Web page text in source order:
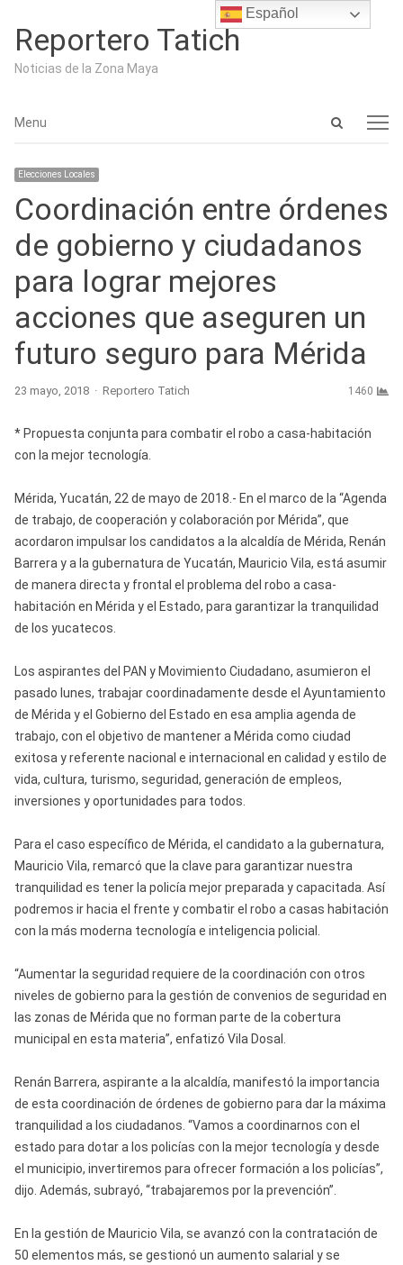
Reportero Tatich
Noticias de la Zona Maya
Open
Menu
Menu
Elecciones Locales
Coordinación entre órdenes
de gobierno y ciudadanos
para lograr mejores
acciones que aseguren un
futuro seguro para Mérida
23 mayo, 2018 Author
Reportero Tatich 1460
* Propuesta conjunta para combatir el robo a casa-habitación
con la mejor tecnología.
Mérida, Yucatán, 22 de mayo de 2018.- En el marco de la “Agenda
de trabajo, de cooperación y colaboración por Mérida”, que
acordaron impulsar los candidatos a la alcaldía de Mérida, Renán
Barrera y a la gubernatura de Yucatán, Mauricio Vila, está asumir
de manera directa y frontal el problema del robo a casa-
habitación en Mérida y el Estado, para garantizar la tranquilidad
de los yucatecos.
Los aspirantes del PAN y Movimiento Ciudadano, asumieron el
pasado lunes, trabajar coordinadamente desde el Ayuntamiento
de Mérida y el Gobierno del Estado en esa amplia agenda de
trabajo, con el objetivo de mantener a Mérida como ciudad
exitosa y referente nacional e internacional en calidad y estilo de
vida, cultura, turismo, seguridad, generación de empleos,
inversiones y oportunidades para todos.
Para el caso específico de Mérida, el candidato a la gubernatura,
Mauricio Vila, remarcó que la clave para garantizar nuestra
tranquilidad es tener la policía mejor preparada y capacitada. Así
podremos ir hacia el frente y combatir el robo a casas habitación
con la más moderna tecnología e inteligencia policial.
“Aumentar la seguridad requiere de la coordinación con otros
niveles de gobierno para la gestión de convenios de seguridad en
las zonas de Mérida que no forman parte de la cobertura
municipal en esta materia”, enfatizó Vila Dosal.
Renán Barrera, aspirante a la alcaldía, manifestó la importancia
de esta coordinación de órdenes de gobierno para dar la máxima
tranquilidad a los ciudadanos. “Vamos a coordinarnos con el
estado para dotar a los policías con la mejor tecnología y desde
el municipio, invertiremos para ofrecer formación a los policías”,
dijo. Además, subrayó, “trabajaremos por la prevención”.
En la gestión de Mauricio Vila, se avanzó con la contratación de
50 elementos más, se gestionó un aumento salarial y se
Español